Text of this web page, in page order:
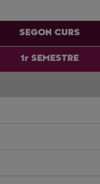
SEGON CURS
1r SEMESTRE